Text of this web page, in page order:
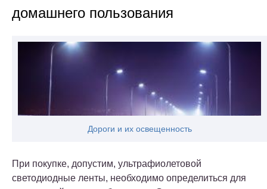
домашнего пользования
Дороги и их освещенность
При покупке, допустим, ультрафиолетовой
светодиодные ленты, необходимо определиться для